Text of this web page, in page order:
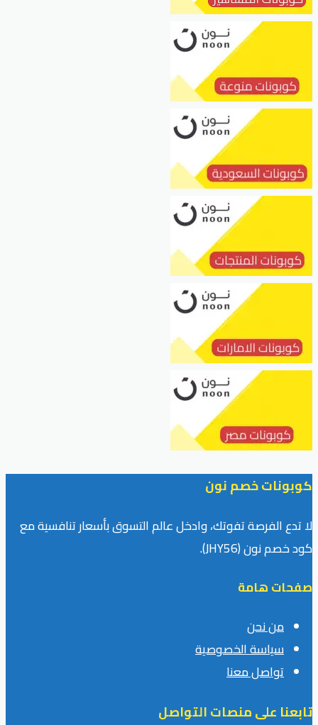
كوبونات خصم نون
لا تدع الفرصة تفوتك، وادخل عالم التسوق بأسعار تنافسية مع
كود خصم نون (JHY56).
صفحات هامة
من نحن
سياسة الخصوصية
تواصل معنا
تابعنا على منصات التواصل